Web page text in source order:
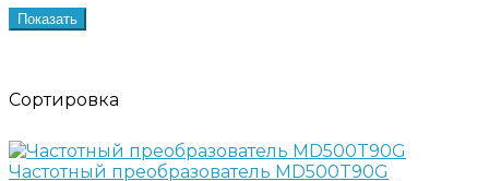
Показать
Сортировка
Частотный преобразователь MD500T90G